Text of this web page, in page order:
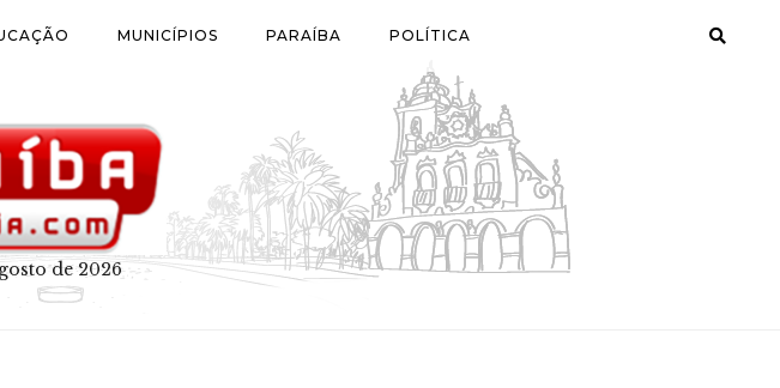
MUNICÍPIOS PARAÍBA POLÍTICA
de 2026